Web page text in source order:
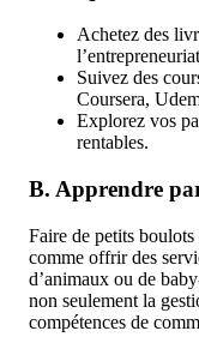
Achetez des
Suivez des
Coursera,
Explorez vos
rentables.
B. Apprendre
Faire de petits
comme offrir des
d’animaux ou de
non seulement la
compétences de